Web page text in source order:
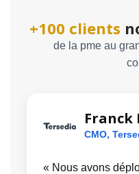
+100 clients
de la pme au
Franck
CMO,
« Nous avons